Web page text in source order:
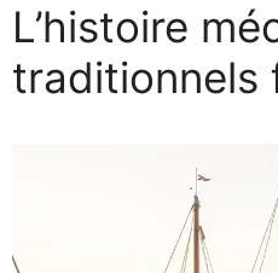
L’histoire
traditionnels